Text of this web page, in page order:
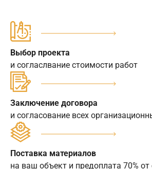
Выбор проекта
и согласлвание стоимости работ
Заключение договора
и согласование всех
Поставка материалов
на ваш объект и предоплата 70%